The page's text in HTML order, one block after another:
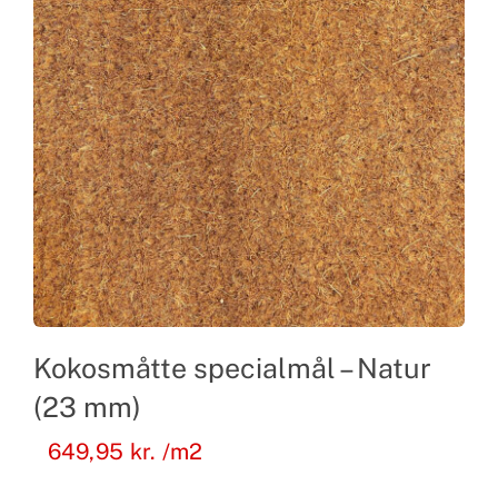
Kokosmåtte specialmål – Natur
(23 mm)
649,95 kr. /m2